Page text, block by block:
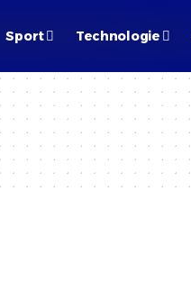
Sport Technologie